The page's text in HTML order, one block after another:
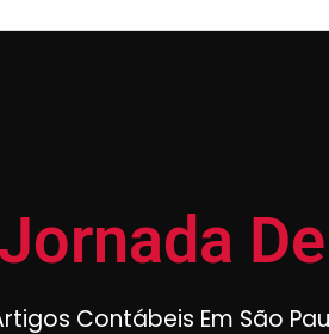
Contábeis Em São